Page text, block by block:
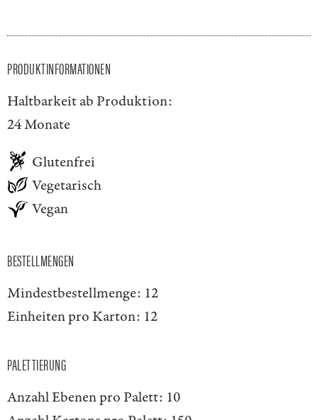
PRODUKTINFORMATIONEN
Haltbarkeit ab Produktion:
24 Monate
Glutenfrei
Vegetarisch
Vegan
BESTELLMENGEN
Mindestbestellmenge: 12
Einheiten pro Karton: 12
PALETTIERUNG
Anzahl Ebenen pro Palett: 10